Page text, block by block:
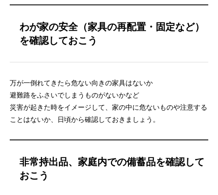
わが家の安全（家具の再配置・固定など）
を確認しておこう
万が一倒れてきたら危ない向きの家具はないか
避難路をふさいでしまうものがないかなど
災害が起きた時をイメージして、家の中に危ないものや注意する
ことはないか、日頃から確認しておきましょう。
非常持出品、家庭内での備蓄品を確認して
おこう